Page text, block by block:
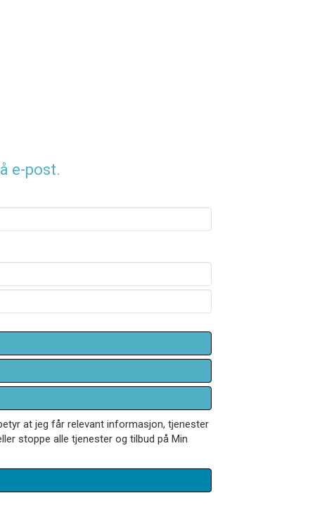
e-post.
at jeg får relevant informasjon, tjenester
stoppe alle tjenester og tilbud på Min